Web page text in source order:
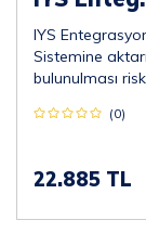
IYS
Sistemine
bulunulması
(0)
22.885 TL